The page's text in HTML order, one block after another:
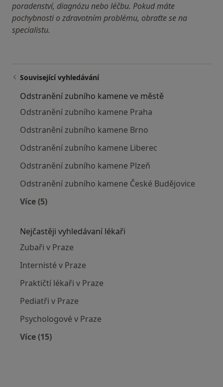
poradenství, diagnózu nebo léčbu. Pokud máte
pochybnosti o zdravotním problému, obraťte se na
specialistu.
Související vyhledávání
Odstranění zubního kamene ve městě
Odstranění zubního kamene Praha
Odstranění zubního kamene Brno
Odstranění zubního kamene Liberec
Odstranění zubního kamene Plzeň
Odstranění zubního kamene České Budějovice
Více (5)
Nejčastěji vyhledávaní lékaři
Zubaři v Praze
Internisté v Praze
Praktičtí lékaři v Praze
Pediatři v Praze
Psychologové v Praze
Více (15)